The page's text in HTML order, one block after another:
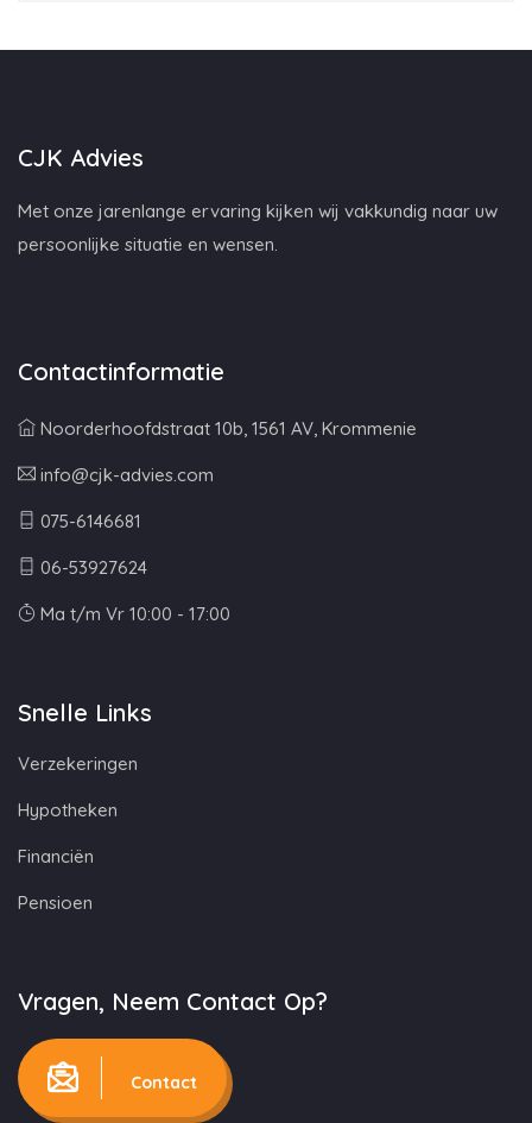
CJK Advies
Met onze jarenlange ervaring kijken wij vakkundig naar uw
persoonlijke situatie en wensen.
Contactinformatie
Noorderhoofdstraat 10b, 1561 AV, Krommenie
info@cjk-advies.com
075-6146681
06-53927624
Ma t/m Vr 10:00 - 17:00
Snelle Links
Verzekeringen
Hypotheken
Financiën
Pensioen
Vragen, Neem Contact Op?
Contact